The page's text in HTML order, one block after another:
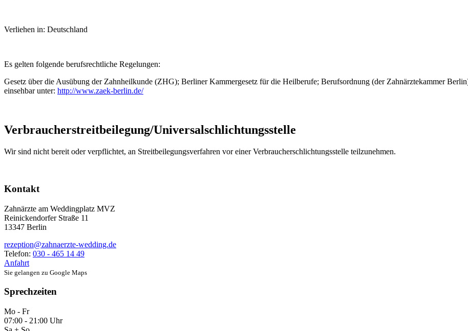
Verliehen in: Deutschland
Es gelten folgende berufsrechtliche Regelungen:
Gesetz über die Ausübung der Zahnheilkunde (ZHG); Berliner Kammergesetz für die Heilberufe; Berufsordnung (der Zahnärztekammer
einsehbar unter: http://www.zaek-berlin.de/
Verbraucher­streit­beilegung/Universal­schlichtungs­stelle
Wir sind nicht bereit oder verpflichtet, an Streitbeilegungsverfahren vor einer Verbraucherschlichtungsstelle teilzunehmen.
Kontakt
Zahnärzte am Weddingplatz MVZ
Reinickendorfer Straße 11
13347 Berlin
rezeption@zahnaerzte-wedding.de
Telefon: 030 - 465 14 49
Anfahrt
Sie gelangen zu Google Maps
Sprechzeiten
Mo - Fr
07:00 - 21:00 Uhr